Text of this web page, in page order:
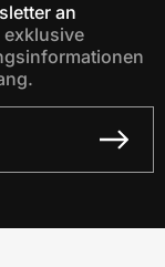
an
exklusive